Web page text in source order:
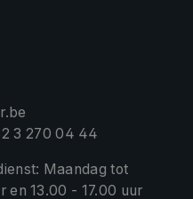
3 270 04 44
Maandag tot
en 13.00 - 17.00 uur